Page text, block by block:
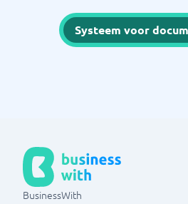
Systeem voor
BusinessWith